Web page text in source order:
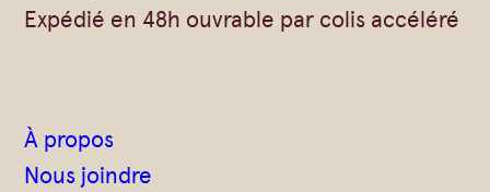
Expédié en 48h ouvrable par colis accéléré
À propos
Nous joindre